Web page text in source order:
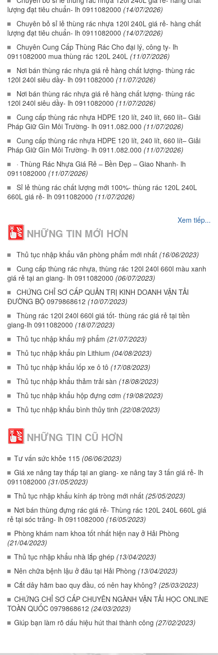
lượng đạt tiêu chuẩn- lh 0911082000 (14/07/2026)
Chuyên bỏ sỉ lẻ thùng rác nhựa 120l 240L giá rẻ- hàng chất
lượng đạt tiêu chuẩn- lh 0911082000 (14/07/2026)
Chuyên Cung Cấp Thùng Rác Cho đại lý, công ty- lh
0911082000 mua thùng rác 120L 240L (11/07/2026)
Nơi bán thùng rác nhựa giá rẻ hàng chất lượng- thùng rác
120l 240l siêu dầy- lh 0911082000 (11/07/2026)
Nơi bán thùng rác nhựa giá rẻ hàng chất lượng- thùng rác
120l 240l siêu dầy- lh 0911082000 (11/07/2026)
Cung cấp thùng rác nhựa HDPE 120 lít, 240 lít, 660 lít– Giải
Pháp Giữ Gìn Môi Trường- lh 0911.082.000 (11/07/2026)
Cung cấp thùng rác nhựa HDPE 120 lít, 240 lít, 660 lít– Giải
Pháp Giữ Gìn Môi Trường- lh 0911.082.000 (11/07/2026)
· Thùng Rác Nhựa Giá Rẻ – Bền Đẹp – Giao Nhanh- lh
0911082000 (11/07/2026)
Sỉ lẻ thùng rác chất lượng mới 100%- thùng rác 120L 240L
660L giá rẻ- lh 0911082000 (11/07/2026)
Xem tiếp...
NHỮNG TIN MỚI HƠN
Thủ tục nhập khẩu văn phòng phẩm mới nhất (16/06/2023)
Cung cấp thùng rác nhựa, thùng rác 120l 240l 660l màu xanh
giá rẻ tại an giang- lh 0911082000 (06/07/2023)
CHỨNG CHỈ SƠ CẤP QUẢN TRỊ KINH DOANH VẬN TẢI
ĐƯỜNG BỘ 0979868612 (10/07/2023)
Thùng rác 120l 240l 660l giá tốt- thùng rác giá rẻ tại tiền
giang-lh 0911082000 (18/07/2023)
Thủ tục nhập khẩu mỹ phẩm (21/07/2023)
Thủ tục nhập khẩu pin Lithium (04/08/2023)
Thủ tục nhập khẩu lốp xe ô tô (17/08/2023)
Thủ tục nhập khẩu thảm trải sàn (18/08/2023)
Thủ tục nhập khẩu hộp đựng cơm (19/08/2023)
Thủ tục nhập khẩu bình thủy tinh (22/08/2023)
NHỮNG TIN CŨ HƠN
Tư vấn sức khỏe 115 (06/06/2023)
Giá xe nâng tay thấp tại an giang- xe nâng tay 3 tấn giá rẻ- lh
0911082000 (31/05/2023)
Thủ tục nhập khẩu kính áp tròng mới nhất (25/05/2023)
Nơi bán thùng đựng rác giá rẻ- Thùng rác 120L 240L 660L giá
rẻ tại sóc trăng- lh 0911082000 (16/05/2023)
Phòng khám nam khoa tốt nhất hiện nay ở Hải Phòng
(21/04/2023)
Thủ tục nhập khẩu nhà lắp ghép (13/04/2023)
Nên chữa bệnh lậu ở đâu tại Hải Phòng (13/04/2023)
Cắt dây hãm bao quy đầu, có nên hay không? (25/03/2023)
CHỨNG CHỈ SƠ CẤP CHUYÊN NGÀNH VẬN TẢI HỌC ONLINE
TOÀN QUỐC 0979868612 (24/03/2023)
Giúp bạn làm rõ dấu hiệu hút thai thành công (27/02/2023)